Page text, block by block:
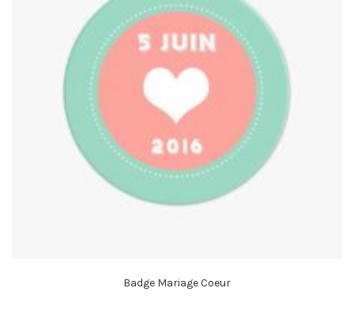
Badge Mariage Coeur